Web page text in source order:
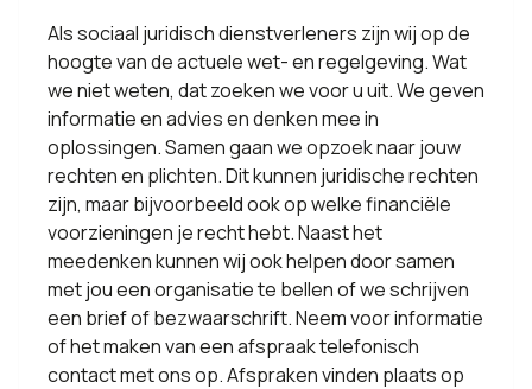
Als sociaal juridisch dienstverleners zijn wij op de
hoogte van de actuele wet- en regelgeving. Wat
we niet weten, dat zoeken we voor u uit. We geven
informatie en advies en denken mee in
oplossingen. Samen gaan we opzoek naar jouw
rechten en plichten. Dit kunnen juridische rechten
zijn, maar bijvoorbeeld ook op welke financiële
voorzieningen je recht hebt. Naast het
meedenken kunnen wij ook helpen door samen
met jou een organisatie te bellen of we schrijven
een brief of bezwaarschrift. Neem voor informatie
of het maken van een afspraak telefonisch
contact met ons op. Afspraken vinden plaats op